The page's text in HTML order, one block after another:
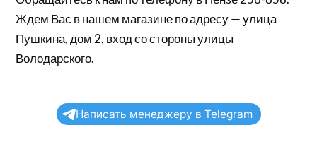
Ждем Вас в нашем магазине по адресу — улица
Пушкина, дом 2, вход со стороны улицы
Володарского.
Написать менеджеру в Telegram